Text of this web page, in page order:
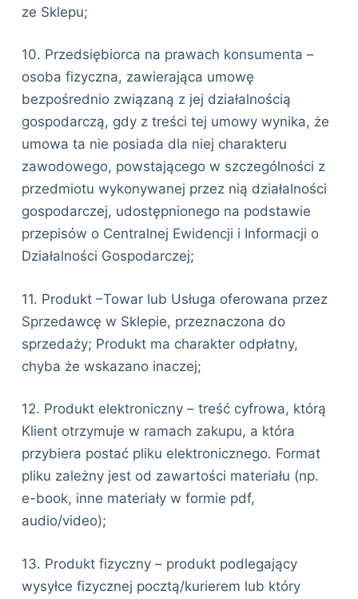
ze Sklepu;
10. Przedsiębiorca na prawach konsumenta –
osoba fizyczna, zawierająca umowę
bezpośrednio związaną z jej działalnością
gospodarczą, gdy z treści tej umowy wynika, że
umowa ta nie posiada dla niej charakteru
zawodowego, powstającego w szczególności z
przedmiotu wykonywanej przez nią działalności
gospodarczej, udostępnionego na podstawie
przepisów o Centralnej Ewidencji i Informacji o
Działalności Gospodarczej;
11. Produkt –Towar lub Usługa oferowana przez
Sprzedawcę w Sklepie, przeznaczona do
sprzedaży; Produkt ma charakter odpłatny,
chyba że wskazano inaczej;
12. Produkt elektroniczny – treść cyfrowa, którą
Klient otrzymuje w ramach zakupu, a która
przybiera postać pliku elektronicznego. Format
pliku zależny jest od zawartości materiału (np.
e-book, inne materiały w formie pdf,
audio/video);
13. Produkt fizyczny – produkt podlegający
wysyłce fizycznej pocztą/kurierem lub który